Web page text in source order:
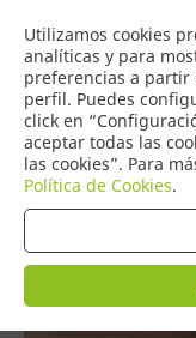
Utilizamos cookies
analíticas y para
preferencias a partir
perfil. Puedes
click en
aceptar todas las
las cookies”. Para
Política de Cookies.
DE
Productos (